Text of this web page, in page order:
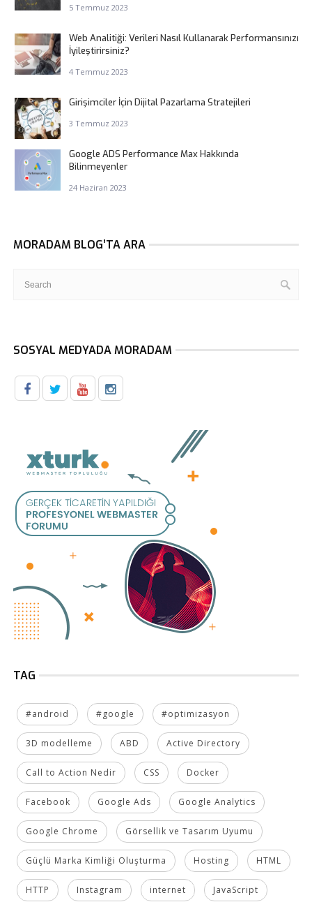
5 Temmuz 2023
Web Analitiği: Verileri Nasıl Kullanarak Performansınızı
İyileştirirsiniz?
4 Temmuz 2023
Girişimciler İçin Dijital Pazarlama Stratejileri
3 Temmuz 2023
Google ADS Performance Max Hakkında
Bilinmeyenler
24 Haziran 2023
MORADAM BLOG’TA ARA
SOSYAL MEDYADA MORADAM
TAG
#android #google #optimizasyon
3D modelleme ABD Active Directory
Call to Action Nedir CSS Docker
Facebook Google Ads Google Analytics
Google Chrome Görsellik ve Tasarım Uyumu
Güçlü Marka Kimliği Oluşturma Hosting HTML
HTTP Instagram internet JavaScript